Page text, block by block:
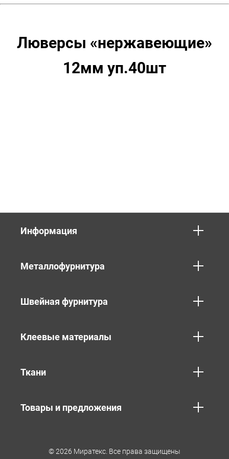
Люверсы «нержавеющие»
12мм уп.40шт
Информация
Металлофурнитура
Швейная фурнитура
Клеевые материалы
Ткани
Товары и предложения
© 2026 Миратекс. Все права защищены